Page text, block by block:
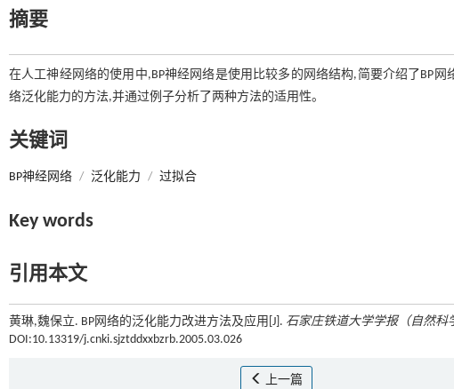
摘要
在人工神经网络的使用中,BP神经网络是使用比较多的网络结构,简要介绍了BP
络泛化能力的方法,并通过例子分析了两种方法的适用性。
关键词
BP神经网络 / 泛化能力 / 过拟合
Key words
引用本文
黄琳,魏保立. BP网络的泛化能力改进方法及应用[J]. 石家庄铁道大学学报（自然科
DOI:10.13319/j.cnki.sjztddxxbzrb.2005.03.026
上一篇